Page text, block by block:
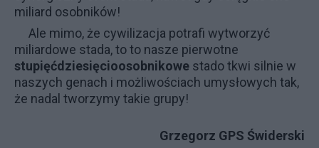
miliard osobników!
Ale mimo, że cywilizacja potrafi wytworzyć
miliardowe stada, to to nasze pierwotne
stupięćdziesięcioosobnikowe stado tkwi silnie w
naszych genach i możliwościach umysłowych tak,
że nadal tworzymy takie grupy!
Grzegorz GPS Świderski